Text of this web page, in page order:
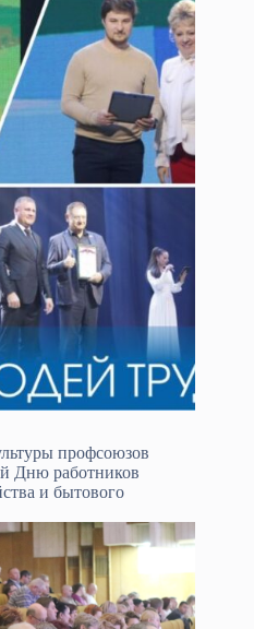
профсоюзов
Дню работников
и бытового